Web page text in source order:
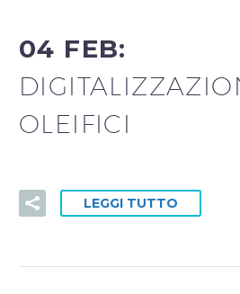
04 FEB:
OLEIFICI
LEGGI TUTTO